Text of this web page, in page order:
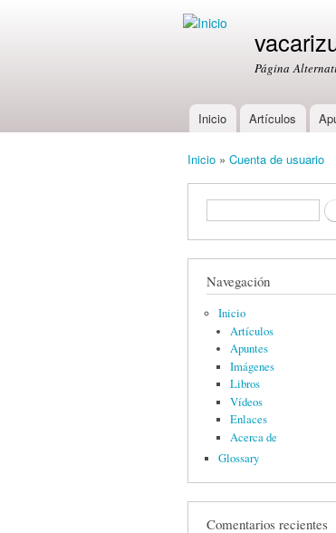
Página
Main menu
Inicio Artículos
Inicio » Cuenta de usuario
Formulario de búsqueda
Navegación
Inicio
Artículos
Apuntes
Imágenes
Libros
Vídeos
Enlaces
Acerca de
Glossary
Comentarios recientes